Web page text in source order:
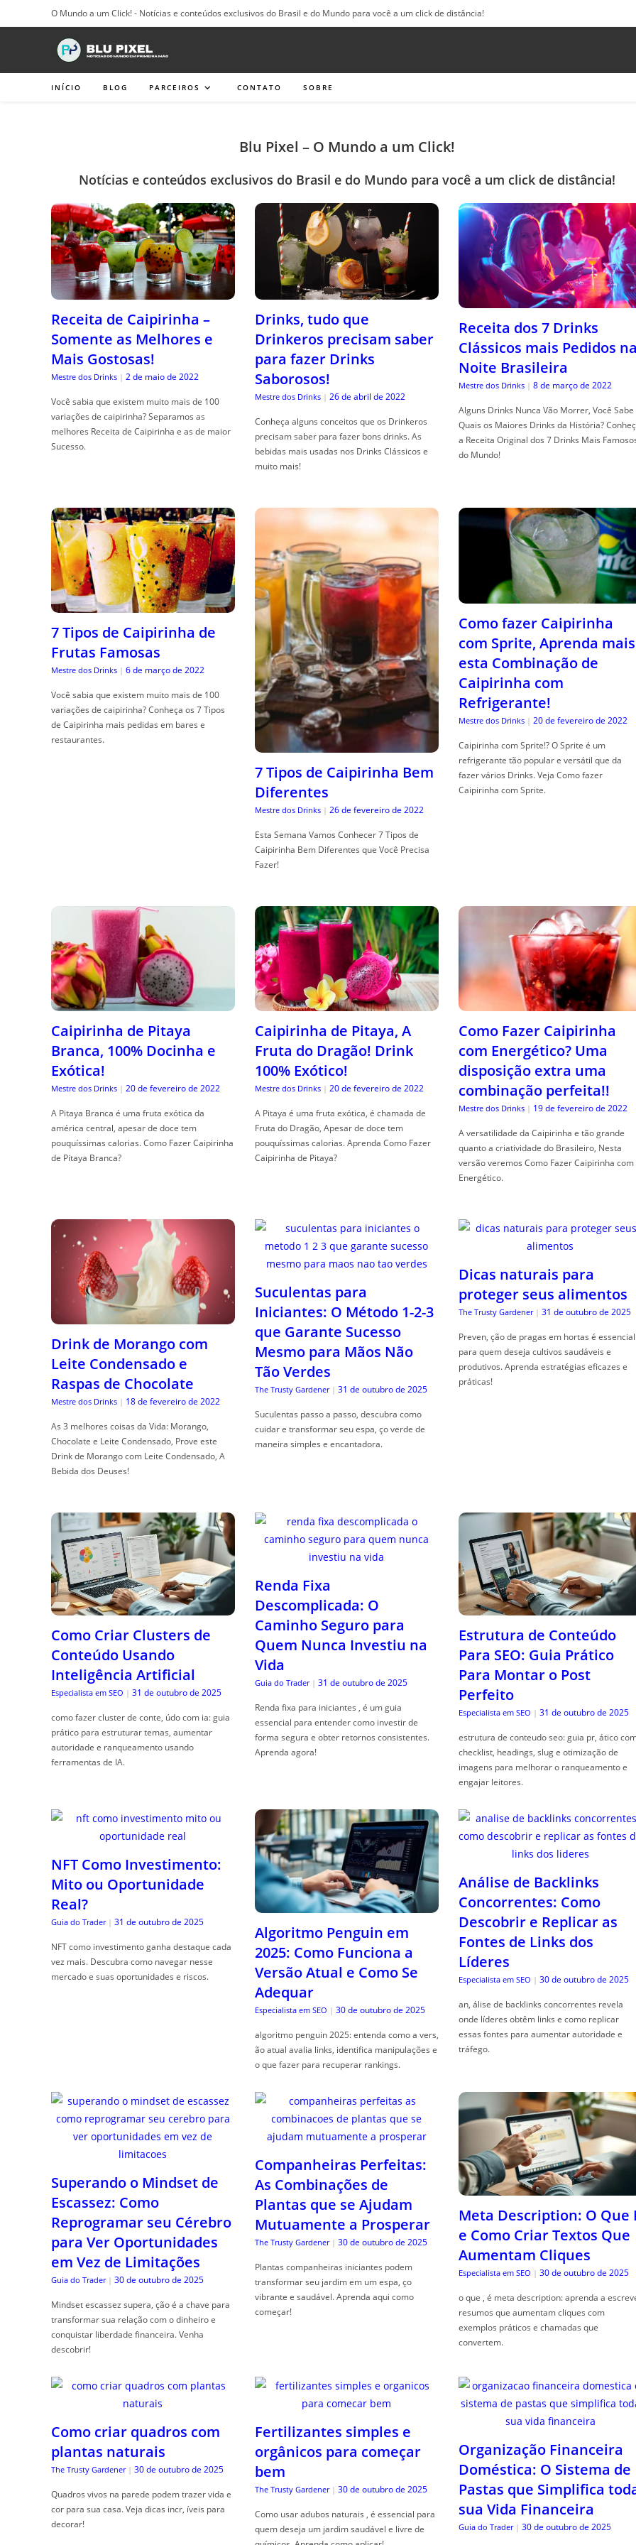
para
O Mundo a um Click! - Notícias e conteúdos exclusivos do Brasil e do Mundo para você a um click de distância!
INÍCIO BLOG PARCEIROS CONTATO SOBRE
Blu Pixel – O Mundo a um Click!
Notícias e conteúdos exclusivos do Brasil e do Mundo para você a um click de distância!
Receita de Caipirinha –
Somente as Melhores e
Mais Gostosas!
Mestre dos Drinks | 2 de maio de 2022
Você sabia que existem muito mais de 100
variações de caipirinha? Separamos as
melhores Receita de Caipirinha e as de maior
Sucesso.
Drinks, tudo que
Drinkeros precisam saber
para fazer Drinks
Saborosos!
Mestre dos Drinks | 26 de abril de 2022
Conheça alguns conceitos que os Drinkeros
precisam saber para fazer bons drinks. As
bebidas mais usadas nos Drinks Clássicos e
muito mais!
Receita dos 7 Drinks
Clássicos mais Pedidos
Noite Brasileira
Mestre dos Drinks | 8 de março de 2022
Alguns Drinks Nunca Vão Morrer, Você Sabe
Quais os Maiores Drinks da História?
a Receita Original dos 7 Drinks Mais
do Mundo!
7 Tipos de Caipirinha de
Frutas Famosas
Mestre dos Drinks | 6 de março de 2022
Você sabia que existem muito mais de 100
variações de caipirinha? Conheça os 7 Tipos
de Caipirinha mais pedidas em bares e
restaurantes.
7 Tipos de Caipirinha Bem
Diferentes
Mestre dos Drinks | 26 de fevereiro de 2022
Esta Semana Vamos Conhecer 7 Tipos de
Caipirinha Bem Diferentes que Você Precisa
Fazer!
Como fazer Caipirinha
com Sprite, Aprenda mais
esta Combinação de
Caipirinha com
Refrigerante!
Mestre dos Drinks | 20 de fevereiro de 2022
Caipirinha com Sprite!? O Sprite é um
refrigerante tão popular e versátil que da
fazer vários Drinks. Veja Como fazer
Caipirinha com Sprite.
Caipirinha de Pitaya
Branca, 100% Docinha e
Exótica!
Mestre dos Drinks | 20 de fevereiro de 2022
A Pitaya Branca é uma fruta exótica da
américa central, apesar de doce tem
pouquíssimas calorias. Como Fazer Caipirinha
de Pitaya Branca?
Caipirinha de Pitaya, A
Fruta do Dragão! Drink
100% Exótico!
Mestre dos Drinks | 20 de fevereiro de 2022
A Pitaya é uma fruta exótica, é chamada de
Fruta do Dragão, Apesar de doce tem
pouquíssimas calorias. Aprenda Como Fazer
Caipirinha de Pitaya?
Como Fazer Caipirinha
com Energético? Uma
disposição extra uma
combinação perfeita!!
Mestre dos Drinks | 19 de fevereiro de 2022
A versatilidade da Caipirinha e tão grande
quanto a criatividade do Brasileiro, Nesta
versão veremos Como Fazer Caipirinha com
Energético.
Drink de Morango com
Leite Condensado e
Raspas de Chocolate
Mestre dos Drinks | 18 de fevereiro de 2022
As 3 melhores coisas da Vida: Morango,
Chocolate e Leite Condensado, Prove este
Drink de Morango com Leite Condensado, A
Bebida dos Deuses!
Suculentas para
Iniciantes: O Método 1-2-3
que Garante Sucesso
Mesmo para Mãos Não
Tão Verdes
The Trusty Gardener | 31 de outubro de 2025
Suculentas passo a passo, descubra como
cuidar e transformar seu espa, ço verde de
maneira simples e encantadora.
Dicas naturais para
proteger seus alimentos
The Trusty Gardener | 31 de outubro de 2025
Preven, ção de pragas em hortas é essencial
para quem deseja cultivos saudáveis e
produtivos. Aprenda estratégias eficazes e
práticas!
Como Criar Clusters de
Conteúdo Usando
Inteligência Artificial
Especialista em SEO | 31 de outubro de 2025
como fazer cluster de conte, údo com ia: guia
prático para estruturar temas, aumentar
autoridade e ranqueamento usando
ferramentas de IA.
Renda Fixa
Descomplicada: O
Caminho Seguro para
Quem Nunca Investiu na
Vida
Guia do Trader | 31 de outubro de 2025
Renda fixa para iniciantes , é um guia
essencial para entender como investir de
forma segura e obter retornos consistentes.
Aprenda agora!
Estrutura de Conteúdo
Para SEO: Guia Prático
Para Montar o Post
Perfeito
Especialista em SEO | 31 de outubro de 2025
estrutura de conteudo seo: guia pr, ático
checklist, headings, slug e otimização de
imagens para melhorar o ranqueamento e
engajar leitores.
NFT Como Investimento:
Mito ou Oportunidade
Real?
Guia do Trader | 31 de outubro de 2025
NFT como investimento ganha destaque cada
vez mais. Descubra como navegar nesse
mercado e suas oportunidades e riscos.
Algoritmo Penguin em
2025: Como Funciona a
Versão Atual e Como Se
Adequar
Especialista em SEO | 30 de outubro de 2025
algoritmo penguin 2025: entenda como a vers,
ão atual avalia links, identifica manipulações e
o que fazer para recuperar rankings.
Análise de Backlinks
Concorrentes: Como
Descobrir e Replicar as
Fontes de Links dos
Líderes
Especialista em SEO | 30 de outubro de 2025
an, álise de backlinks concorrentes revela
onde líderes obtêm links e como replicar
essas fontes para aumentar autoridade e
tráfego.
Superando o Mindset de
Escassez: Como
Reprogramar seu Cérebro
para Ver Oportunidades
em Vez de Limitações
Guia do Trader | 30 de outubro de 2025
Mindset escassez supera, ção é a chave para
transformar sua relação com o dinheiro e
conquistar liberdade financeira. Venha
descobrir!
Companheiras Perfeitas:
As Combinações de
Plantas que se Ajudam
Mutuamente a Prosperar
The Trusty Gardener | 30 de outubro de 2025
Plantas companheiras iniciantes podem
transformar seu jardim em um espa, ço
vibrante e saudável. Aprenda aqui como
começar!
Meta Description: O Que
e Como Criar Textos Que
Aumentam Cliques
Especialista em SEO | 30 de outubro de 2025
o que , é meta description: aprenda a
resumos que aumentam cliques com
exemplos práticos e chamadas que
convertem.
Como criar quadros com
plantas naturais
The Trusty Gardener | 30 de outubro de 2025
Quadros vivos na parede podem trazer vida e
cor para sua casa. Veja dicas incr, íveis para
decorar!
Fertilizantes simples e
orgânicos para começar
bem
The Trusty Gardener | 30 de outubro de 2025
Como usar adubos naturais , é essencial para
quem deseja um jardim saudável e livre de
Organização Financeira
Doméstica: O Sistema de
Pastas que Simplifica
sua Vida Financeira
Guia do Trader | 30 de outubro de 2025